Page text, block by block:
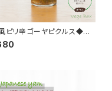
ピリ辛ゴーヤピクルス◆お
ごはん＊ギフト◆